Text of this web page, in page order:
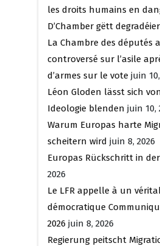
les droits humains en
D’Chamber gëtt
La Chambre des députés
controversé sur l’asile
d’armes sur le vote juin
Léon Gloden lässt sich
Ideologie blenden juin 10,
Warum Europas harte
scheitern wird juin 8, 2026
Europas Rückschritt in
2026
Le LFR appelle à un
démocratique
2026 juin 8, 2026
Regierung peitscht